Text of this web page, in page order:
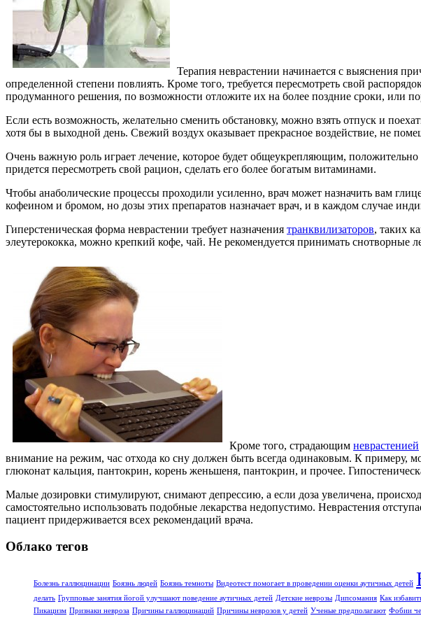
Терапия неврастении начинается с выяснения
определенной степени повлиять. Кроме того, требуется пересмотреть свой
продуманного решения, по возможности отложите их на более поздние сроки, или
Если есть возможность, желательно сменить обстановку, можно взять отпуск и
хотя бы в выходной день. Свежий воздух оказывает прекрасное воздействие, не
Очень важную роль играет лечение, которое будет общеукрепляющим,
придется пересмотреть свой рацион, сделать его более богатым витаминами.
Чтобы анаболические процессы проходили усиленно, врач может назначить вам
кофеином и бромом, но дозы этих препаратов назначает врач, и в каждом случае
Гиперстеническая форма неврастении требует назначения транквилизаторов, таких
элеутерококка, можно крепкий кофе, чай. Не рекомендуется принимать снотворные
Кроме того, страдающим неврастенией
внимание на режим, час отхода ко сну должен быть всегда одинаковым. К примеру,
глюконат кальция, пантокрин, корень женьшеня, пантокрин, и прочее.
Малые дозировки стимулируют, снимают депрессию, а если доза увеличена,
самостоятельно использовать подобные лекарства недопустимо. Неврастения
пациент придерживается всех рекомендаций врача.
Облако тегов
Болезнь галлюцинации Боязнь людей Боязнь темноты Видеотест помогает в проведении оценки аутичных детей
делать Групповые занятия йогой улучшают поведение аутичных детей Детские неврозы Дипсомания Как
Пикацизм Признаки невроза Причины галлюцинаций Причины неврозов у детей Ученые предполагают Фобии